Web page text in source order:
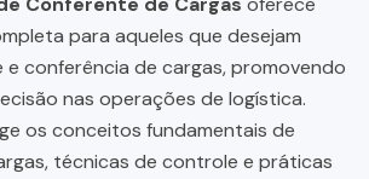
para aqueles que desejam
conferência de cargas, promovendo
nas operações de logística.
os conceitos fundamentais de
técnicas de controle e práticas